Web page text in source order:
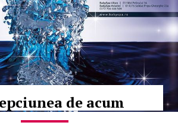
de acum